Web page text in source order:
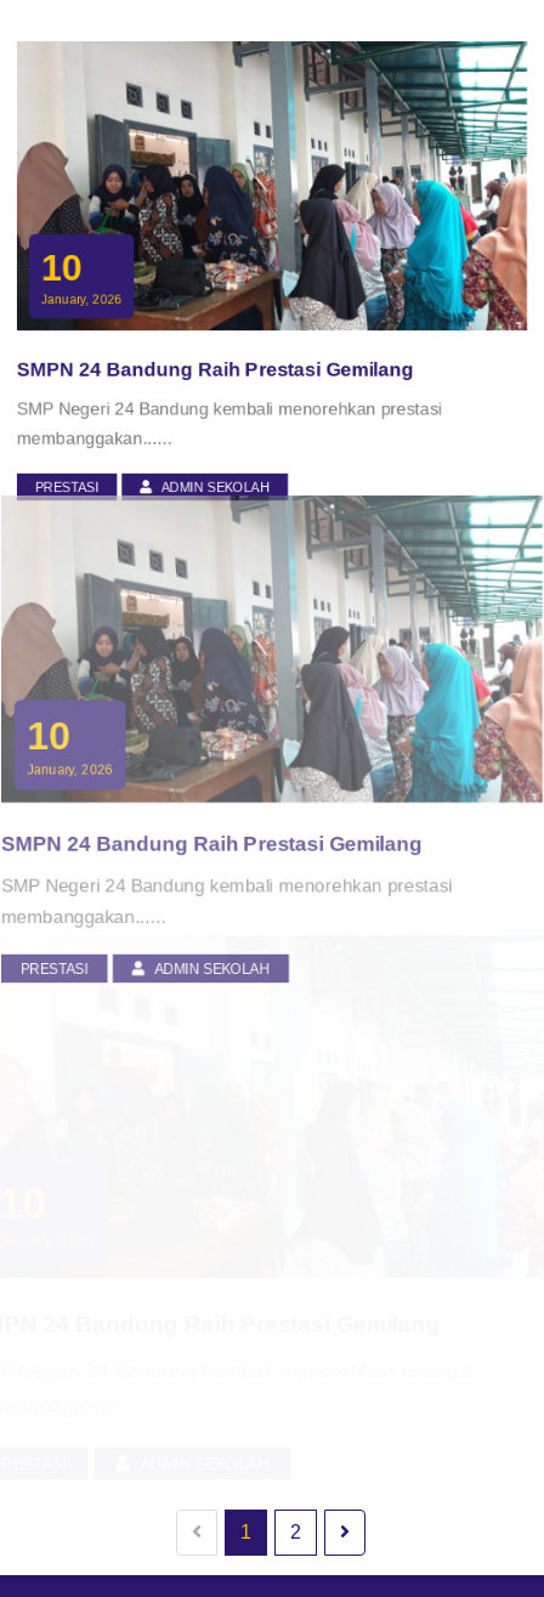
10
January, 2026
SMPN 24 Bandung Raih Prestasi Gemilang
SMP Negeri 24 Bandung kembali menorehkan prestasi
membanggakan......
PRESTASI ADMIN SEKOLAH
10
January, 2026
SMPN 24 Bandung Raih Prestasi Gemilang
SMP Negeri 24 Bandung kembali menorehkan prestasi
membanggakan......
PRESTASI ADMIN SEKOLAH
1 2